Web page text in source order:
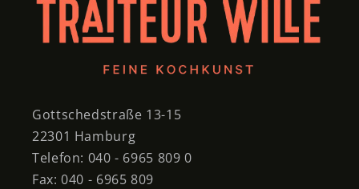
Gottschedstraße 13-15
22301 Hamburg
Telefon: 040 - 6965 809 0
Fax: 040 - 6965 809